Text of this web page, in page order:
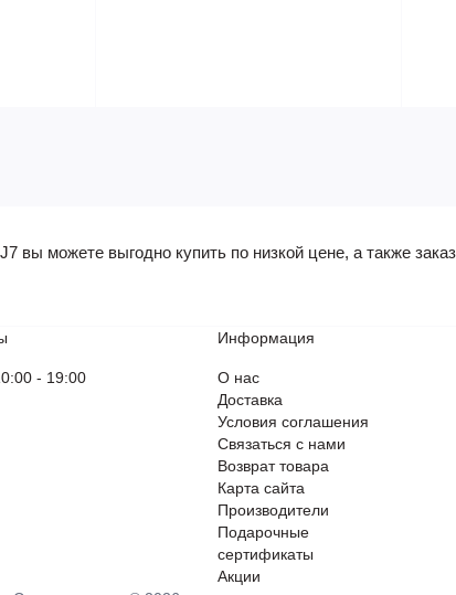
можете выгодно купить по низкой цене, а также
- 19:00
Информация
О нас
Доставка
Условия соглашения
Связаться с нами
Возврат товара
Карта сайта
Производители
Подарочные
сертификаты
Акции